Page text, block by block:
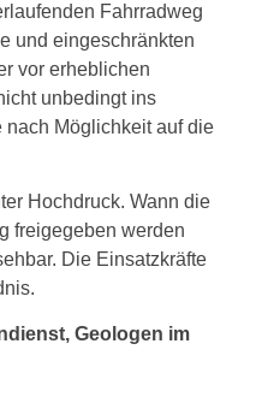
Fahrradweg
und eingeschränkten
vor erheblichen
unbedingt ins
nach Möglichkeit auf die
Hochdruck. Wann die
freigegeben werden
Die Einsatzkräfte
Geologen im